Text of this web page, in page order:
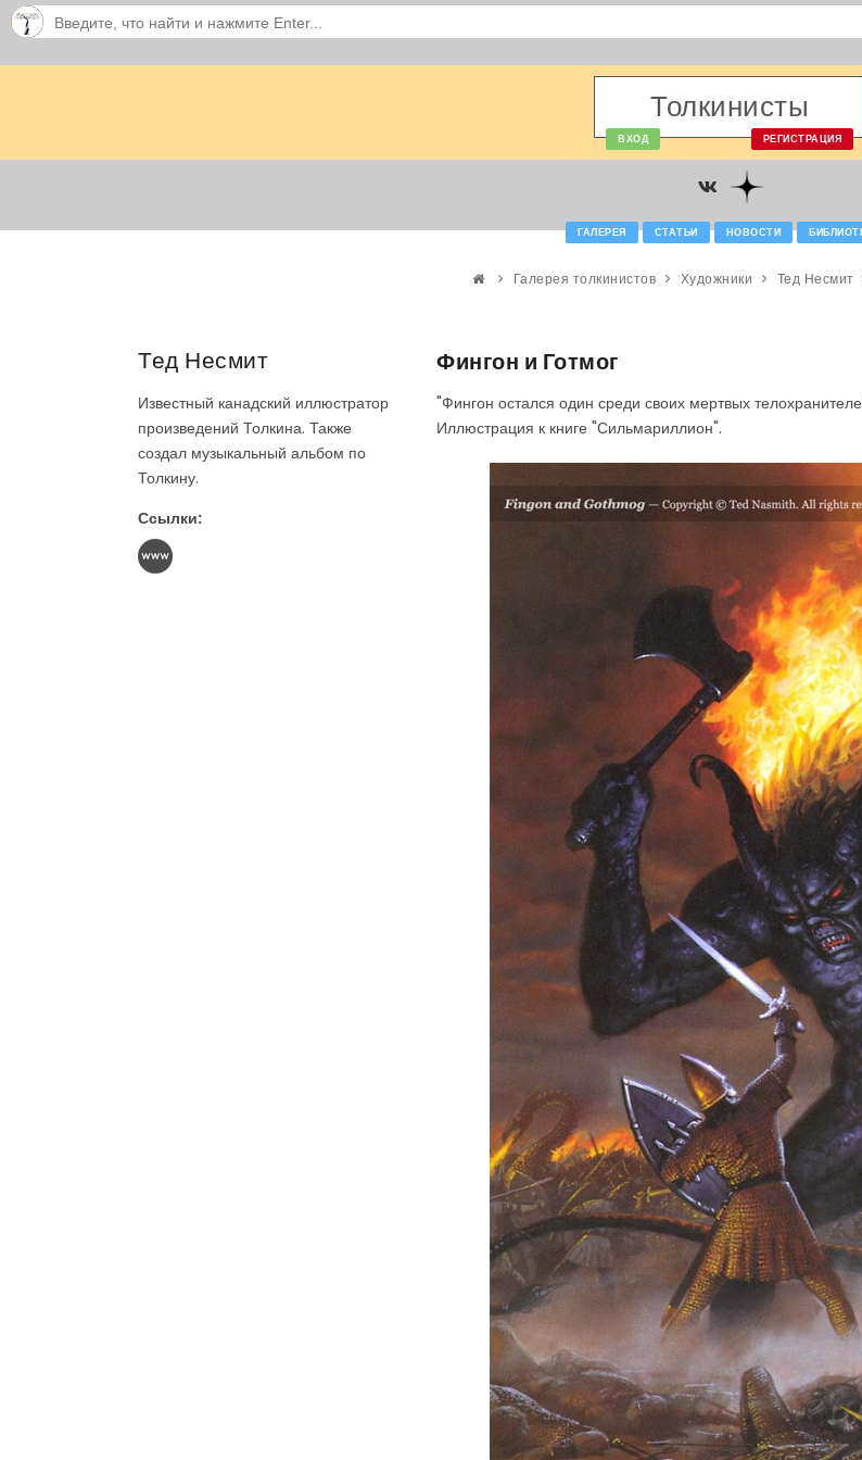
Толкинисты
ВХОД РЕГИСТРАЦИЯ
ГАЛЕРЕЯ СТАТЬИ НОВОСТИ
Галерея толкинистов Художники Тед Несмит
Тед Несмит
Известный канадский иллюстратор
произведений Толкина. Также
создал музыкальный альбом по
Толкину.
Ссылки:
Фингон и Готмог
"Фингон остался один среди своих мертвых
Иллюстрация к книге "Сильмариллион".